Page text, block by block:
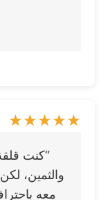
“كنت
والثمين،
معه